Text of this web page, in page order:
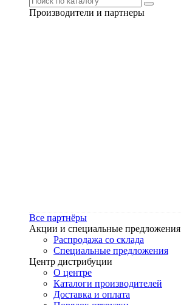
Производители и партнеры
Все партнёры
Акции и специальные предложения
Распродажа со склада
Специальные предложения
Центр дистрибуции
О центре
Каталоги производителей
Доставка и оплата